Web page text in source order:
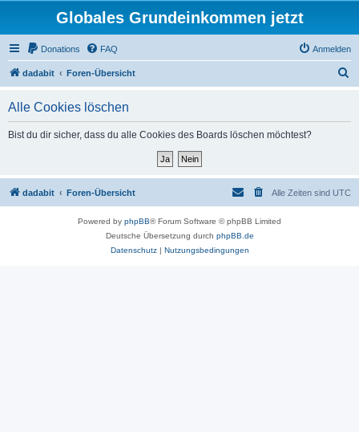
Globales Grundeinkommen jetzt
Donations FAQ Anmelden
dadabit Foren-Übersicht
Alle Cookies löschen
Bist du dir sicher, dass du alle Cookies des Boards löschen möchtest?
dadabit Foren-Übersicht Alle Zeiten sind UTC
Powered by phpBB® Forum Software © phpBB Limited
Deutsche Übersetzung durch phpBB.de
Datenschutz| Nutzungsbedingungen